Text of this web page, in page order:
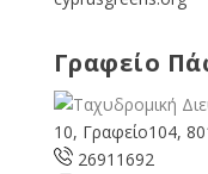
Γραφείο
10, Γραφείο104,
26911692